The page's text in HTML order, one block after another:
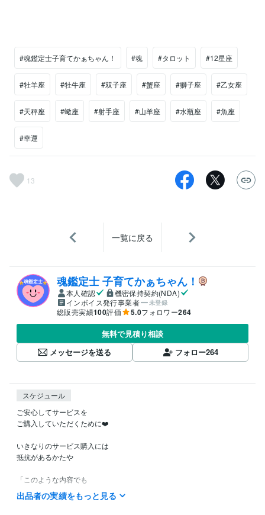
#魂鑑定士子育てかぁちゃん！ #魂 #タロット #12星座
#牡羊座 #牡牛座 #双子座 #蟹座 #獅子座 #乙女座
#天秤座 #蠍座 #射手座 #山羊座 #水瓶座 #魚座
#幸運
13
一覧に戻る
魂鑑定士 子育てかぁちゃん！
本人確認
機密保持契約(NDA)
インボイス発行事業者
未登録
総販売実績100評価 5.0フォロワー264
無料で見積り相談
メッセージを送る
フォロー264
スケジュール
ご安心してサービスを
ご購入していただくために❤️
いきなりのサービス購入には
抵抗があるかたや
「このような内容でも
鑑定してもらえるのかなぁ？」など
出品者の実績をもっと見る